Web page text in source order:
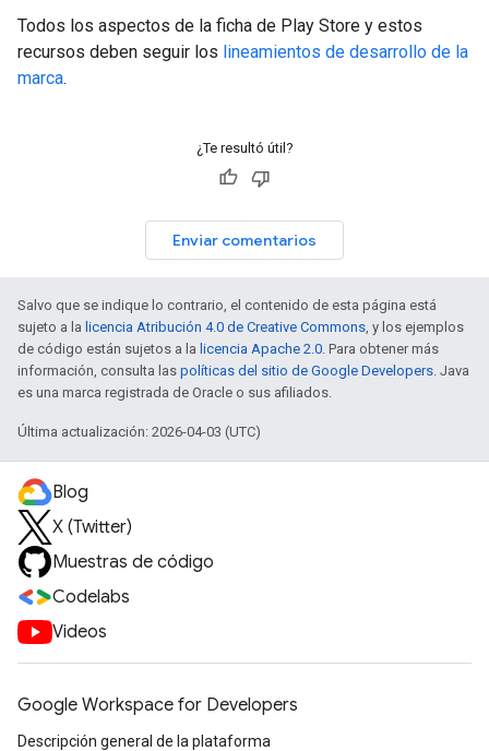
Todos los aspectos de la ficha de Play Store y estos
recursos deben seguir los lineamientos de desarrollo de la
marca.
¿Te resultó útil?
Enviar comentarios
Salvo que se indique lo contrario, el contenido de esta página está
sujeto a la licencia Atribución 4.0 de Creative Commons, y los ejemplos
de código están sujetos a la licencia Apache 2.0. Para obtener más
información, consulta las políticas del sitio de Google Developers. Java
es una marca registrada de Oracle o sus afiliados.
Última actualización: 2026-04-03 (UTC)
Blog
X (Twitter)
Muestras de código
Codelabs
Videos
Google Workspace for Developers
Descripción general de la plataforma